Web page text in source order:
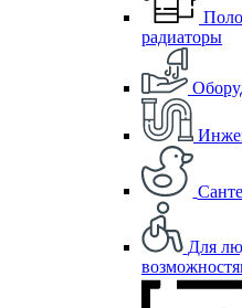
радиаторы
Для